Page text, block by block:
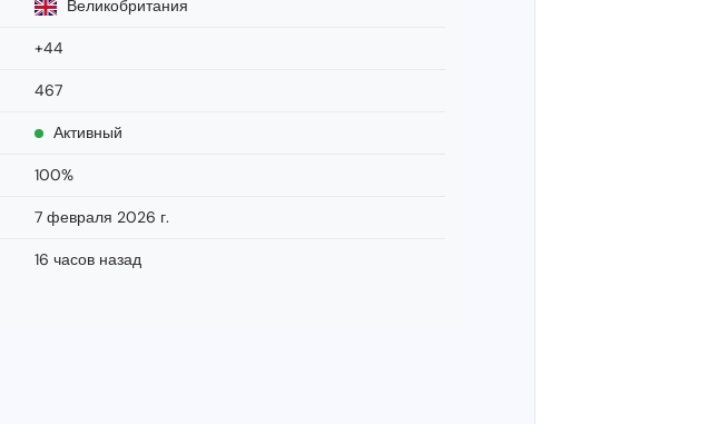
Великобритания
+44
467
Активный
100%
7 февраля 2026 г.
16 часов назад